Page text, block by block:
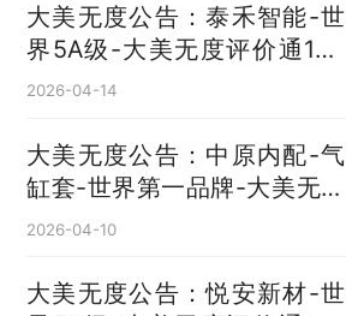
大美无度公告：泰禾智能-世
界5A级-大美无度评价通193
国
2026-04-14
大美无度公告：中原内配-气
缸套‌-世界第一品牌-大美无度
评价通193国
2026-04-10
大美无度公告：悦安新材-世